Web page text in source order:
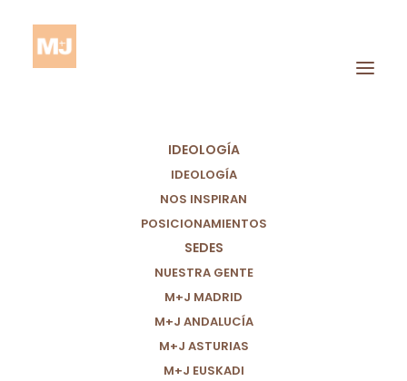
IDEOLOGÍA
IDEOLOGÍA
NOS INSPIRAN
POSICIONAMIENTOS
SEDES
NUESTRA GENTE
M+J MADRID
M+J ANDALUCÍA
M+J ASTURIAS
M+J EUSKADI
Historias